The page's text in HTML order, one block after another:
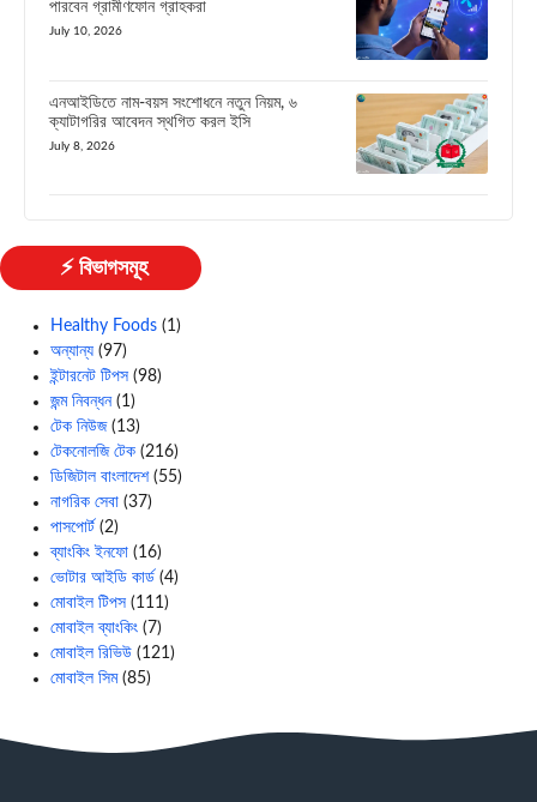
পারবেন গ্রামীণফোন গ্রাহকরা
July 10, 2026
এনআইডিতে নাম-বয়স সংশোধনে নতুন নিয়ম, ৬
ক্যাটাগরির আবেদন স্থগিত করল ইসি
July 8, 2026
⚡ বিভাগসমূহ
Healthy Foods (1)
অন্যান্য (97)
ইন্টারনেট টিপস (98)
জন্ম নিবন্ধন(1)
টেক নিউজ(13)
টেকনোলজি টেক (216)
ডিজিটাল বাংলাদেশ(55)
নাগরিক সেবা (37)
পাসপোর্ট (2)
ব্যাংকিং ইনফো (16)
ভোটার আইডি কার্ড (4)
মোবাইল টিপস (111)
মোবাইল ব্যাংকিং (7)
মোবাইল রিভিউ (121)
মোবাইল সিম(85)